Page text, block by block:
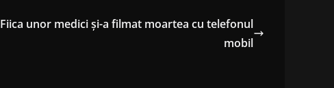
Fiica unor medici și-a filmat moartea cu telefonul
mobil